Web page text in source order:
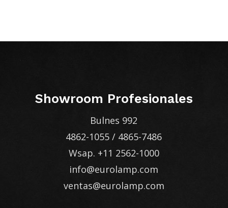
Showroom Profesionales
Bulnes 992
4862-1055 / 4865-7486
Wsap. +11 2562-1000
info@eurolamp.com
ventas@eurolamp.com